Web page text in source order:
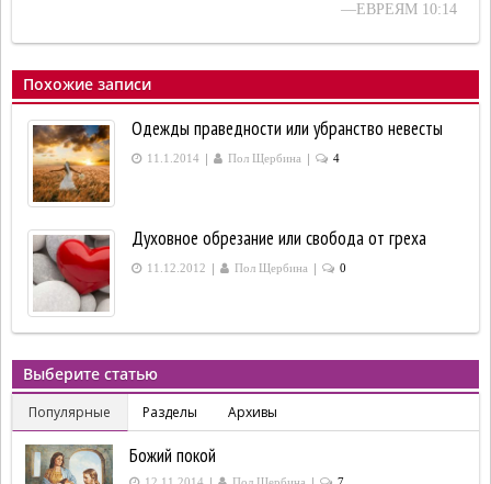
—ЕВРЕЯМ 10:14
Похожие записи
Одежды праведности или убранство невесты
11.1.2014 | Пол Щербина | 4
Духовное обрезание или свобода от греха
11.12.2012 | Пол Щербина | 0
Выберите статью
Популярные Разделы Архивы
Божий покой